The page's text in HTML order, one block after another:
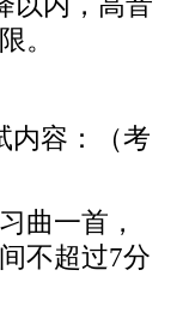
。
内容：（考
曲一首，
不超过7分